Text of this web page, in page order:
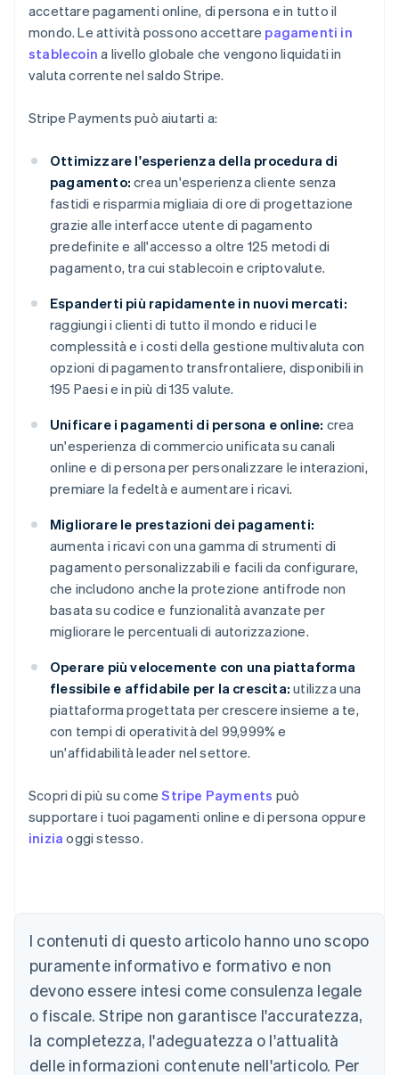
accettare pagamenti online, di persona e in tutto il
mondo. Le attività possono accettare pagamenti in
stablecoin a livello globale che vengono liquidati in
valuta corrente nel saldo Stripe.
Stripe Payments può aiutarti a:
Ottimizzare l'esperienza della procedura di
pagamento: crea un'esperienza cliente senza
fastidi e risparmia migliaia di ore di progettazione
grazie alle interfacce utente di pagamento
predefinite e all'accesso a oltre 125 metodi di
pagamento, tra cui stablecoin e criptovalute.
Espanderti più rapidamente in nuovi mercati:
raggiungi i clienti di tutto il mondo e riduci le
complessità e i costi della gestione multivaluta con
opzioni di pagamento transfrontaliere, disponibili in
195 Paesi e in più di 135 valute.
Unificare i pagamenti di persona e online: crea
un'esperienza di commercio unificata su canali
online e di persona per personalizzare le interazioni,
premiare la fedeltà e aumentare i ricavi.
Migliorare le prestazioni dei pagamenti:
aumenta i ricavi con una gamma di strumenti di
pagamento personalizzabili e facili da configurare,
che includono anche la protezione antifrode non
basata su codice e funzionalità avanzate per
migliorare le percentuali di autorizzazione.
Operare più velocemente con una piattaforma
flessibile e affidabile per la crescita: utilizza una
piattaforma progettata per crescere insieme a te,
con tempi di operatività del 99,999% e
un'affidabilità leader nel settore.
Scopri di più su comeStripe Payments può
supportare i tuoi pagamenti online e di persona oppure
inizia oggi stesso.
I contenuti di questo articolo hanno uno scopo
puramente informativo e formativo e non
devono essere intesi come consulenza legale
o fiscale. Stripe non garantisce l'accuratezza,
la completezza, l'adeguatezza o l'attualità
delle informazioni contenute nell'articolo. Per
English
Austria
Deutsch English
Belgio
NederlandsFrançaisDeutschEnglish
PortuguêsEnglish
Bulgaria
English